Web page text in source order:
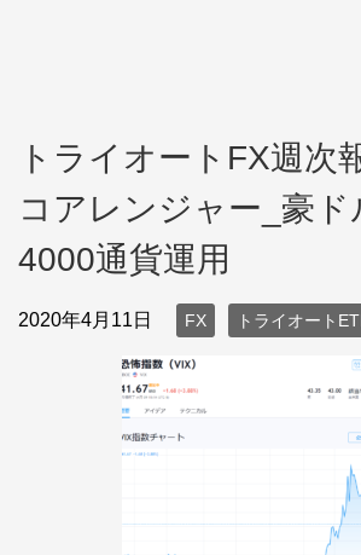
トライオートFX週次
コアレンジャー_豪ド
4000通貨運用
2020年4月11日 FX トライオート